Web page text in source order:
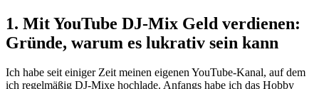
1. Mit YouTube DJ-Mix Geld verdienen:
Gründe, warum es lukrativ sein kann
Ich habe seit einiger Zeit meinen eigenen YouTube-Kanal, auf⁤ dem
ich regelmäßig DJ-Mixe hochlade. Anfangs ⁣habe ich das Hobby